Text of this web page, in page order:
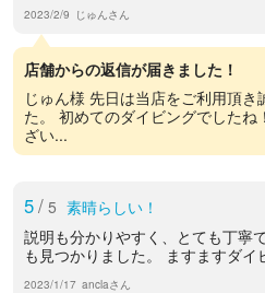
2023/2/9 じゅんさん
店舗からの返信が届きました！
じゅん様 先日は当店をご利用頂
た。 初めてのダイビングでした
ざい...
5/ 5 素晴らしい！
説明も分かりやすく、とても丁寧
も見つかりました。 ますますダイ
2023/1/17 anclaさん